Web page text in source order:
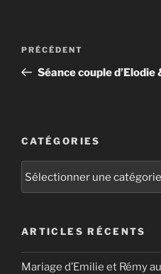
Navigation
l’article
Article
précédent
PRÉCÉDENT
Séance couple
CATÉGORIES
ARTICLES RÉCENTS
Mariage d’Emilie et Rémy